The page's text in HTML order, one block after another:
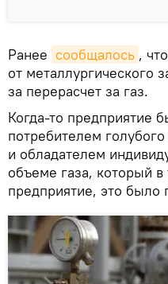
Ранее сообщалось ,
от металлургического
за перерасчет за газ.
Когда-то предприятие
потребителем
и обладателем
объеме газа, который
предприятие, это было